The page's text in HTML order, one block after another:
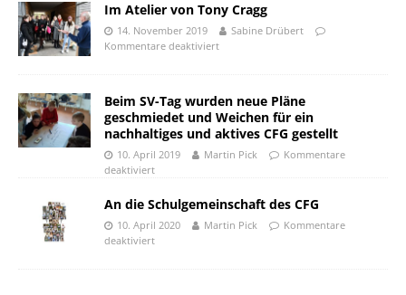
Im Atelier von Tony Cragg
14. November 2019
Sabine Drübert
Kommentare deaktiviert
Beim SV-Tag wurden neue Pläne
geschmiedet und Weichen für ein
nachhaltiges und aktives CFG gestellt
10. April 2019 Martin Pick
Kommentare
deaktiviert
An die Schulgemeinschaft des CFG
10. April 2020 Martin Pick
Kommentare
deaktiviert